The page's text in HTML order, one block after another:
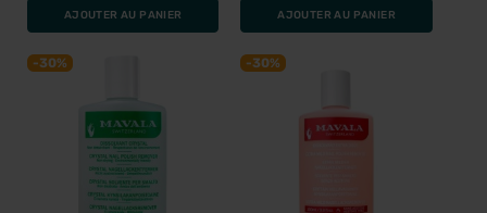
AJOUTER AU PANIER AJOUTER AU PANIER
-30% -30%